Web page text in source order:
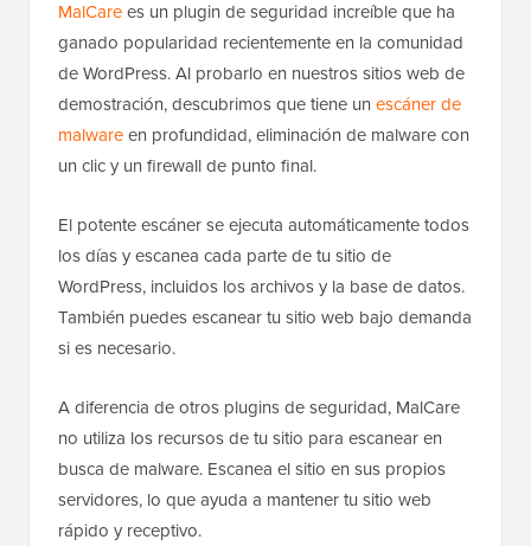
MalCarees un plugin de seguridad increíble que ha
ganado popularidad recientemente en la comunidad
de WordPress. Al probarlo en nuestros sitios web de
demostración, descubrimos que tiene un escáner de
malwareen profundidad, eliminación de malware con
un clic y un firewall de punto final.
El potente escáner se ejecuta automáticamente todos
los días y escanea cada parte de tu sitio de
WordPress, incluidos los archivos y la base de datos.
También puedes escanear tu sitio web bajo demanda
si es necesario.
A diferencia de otros plugins de seguridad, MalCare
no utiliza los recursos de tu sitio para escanear en
busca de malware. Escanea el sitio en sus propios
servidores, lo que ayuda a mantener tu sitio web
rápido y receptivo.